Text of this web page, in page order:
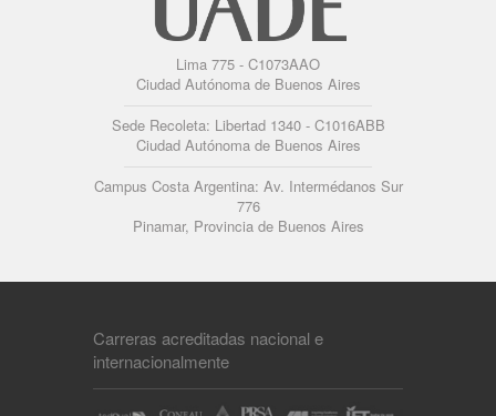
Lima 775 - C1073AAO
Ciudad Autónoma de Buenos Aires
Sede Recoleta: Libertad 1340 - C1016ABB
Ciudad Autónoma de Buenos Aires
Campus Costa Argentina: Av. Intermédanos Sur
776
Pinamar, Provincia de Buenos Aires
Carreras acreditadas nacional e
internacionalmente